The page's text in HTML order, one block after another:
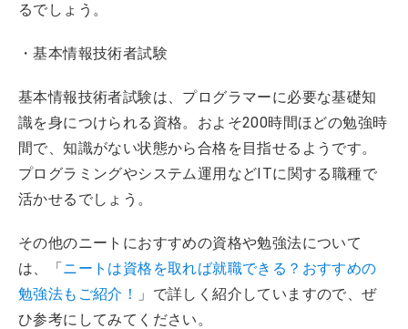
るでしょう。
・基本情報技術者試験
基本情報技術者試験は、プログラマーに必要な基礎知
識を身につけられる資格。およそ200時間ほどの勉強時
間で、知識がない状態から合格を目指せるようです。
プログラミングやシステム運用などITに関する職種で
活かせるでしょう。
その他のニートにおすすめの資格や勉強法について
は、「ニートは資格を取れば就職できる？おすすめの
勉強法もご紹介！
」で詳しく紹介していますので、ぜ
ひ参考にしてみてください。